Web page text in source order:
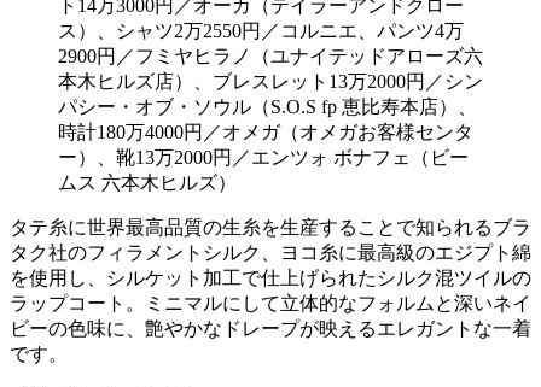
ト14万3000円／オーカ（テイラーアンドクロー
ス）、シャツ2万2550円／コルニエ、パンツ4万
2900円／フミヤヒラノ（ユナイテッドアローズ六
本木ヒルズ店）、ブレスレット13万2000円／シン
パシー・オブ・ソウル（S.O.S fp 恵比寿本店）、
時計180万4000円／オメガ（オメガお客様センタ
ー）、靴13万2000円／エンツォ ボナフェ（ビー
ムス 六本木ヒルズ）
タテ糸に世界最高品質の生糸を生産することで知られるブラ
タク社のフィラメントシルク、ヨコ糸に最高級のエジプト綿
を使用し、シルケット加工で仕上げられたシルク混ツイルの
ラップコート。ミニマルにして立体的なフォルムと深いネイ
ビーの色味に、艶やかなドレープが映えるエレガントな一着
です。